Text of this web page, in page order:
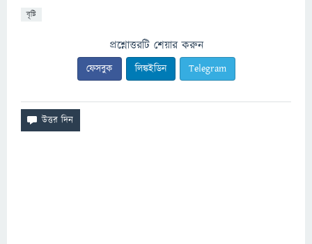
বৃষ্টি
প্রশ্নোত্তরটি শেয়ার করুন
ফেসবুক লিঙ্কইডিন Telegram